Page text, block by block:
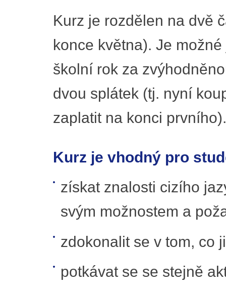
Kurz je rozdělen na dvě
konce května). Je
školní rok za
dvou splátek (tj. nyní
zaplatit na konci prvního).
Kurz je vhodný pro
získat znalosti cizího
svým možnostem a
zdokonalit se v tom, co
potkávat se se stejně